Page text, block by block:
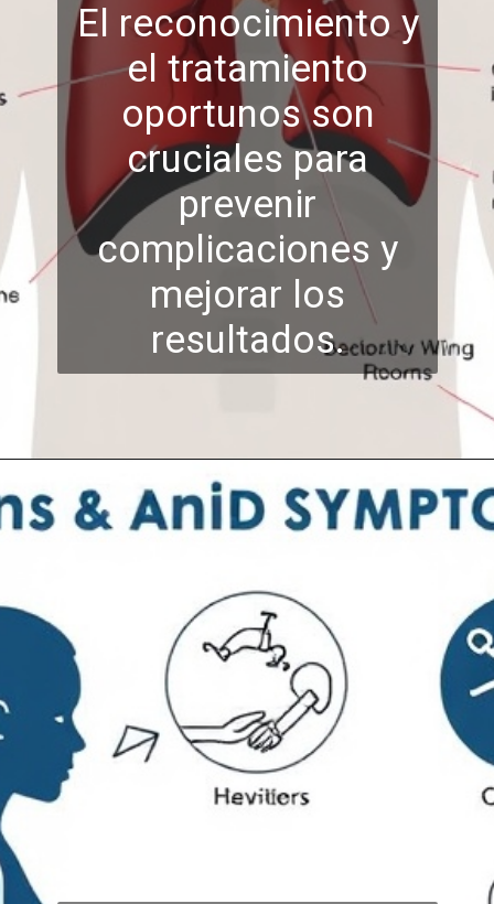
El reconocimiento y
el tratamiento
oportunos son
cruciales para
prevenir
complicaciones y
mejorar los
resultados.